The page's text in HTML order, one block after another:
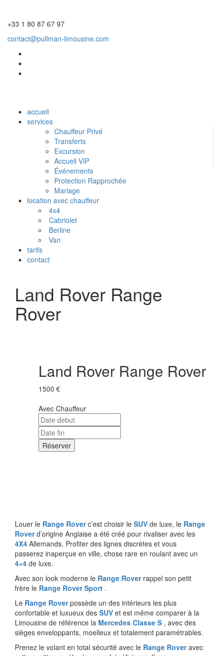
+33 1 80 87 67 97
contact@pullman-limousine.com
accueil
services
Chauffeur Privé
Transferts
Excursion
Accueil VIP
Événements
Protection Rapprochée
Mariage
location avec chauffeur
4x4
Cabriolet
Berline
Van
tarifs
contact
Land Rover Range
Rover
Land Rover Range Rover
1500 €
Avec Chauffeur
Réserver
Louer le Range Roverc’est choisir le SUV de luxe, le Range
Roverd’origine Anglaise a été créé pour rivaliser avec les
4X4 Allemands. Profiter des lignes discrètes et vous
passerez inaperçue en ville, chose rare en roulant avec un
4×4 de luxe.
Avec son look moderne le Range Rover rappel son petit
frère le Range Rover Sport .
Le Range Roverpossède un des intérieurs les plus
confortable et luxueux des SUV et est même comparer à la
Limousine de référence la Mercedes Classe S , avec des
sièges enveloppants, moelleux et totalement paramétrables.
Prenez le volant en total sécurité avec le Range Roveravec